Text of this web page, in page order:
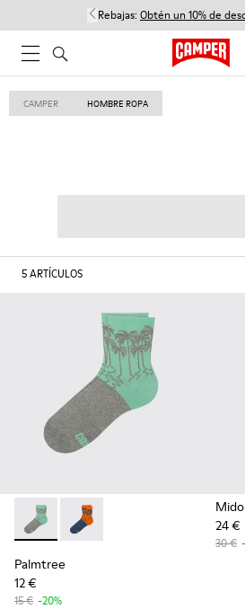
Rebajas: Obtén un 10% de
CAMPER HOMBRE ROPA
5ARTÍCULOS
Palmtree - CA023-001 - Multicolor
Palmtree - CA023-002 -
Palmtree
12 €
15 € -20%
24 €
30 €